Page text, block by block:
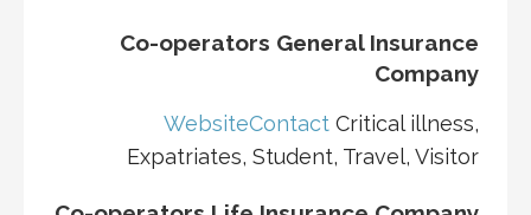
Co-operators General Insurance
Company
WebsiteContact Critical illness,
Expatriates, Student, Travel, Visitor